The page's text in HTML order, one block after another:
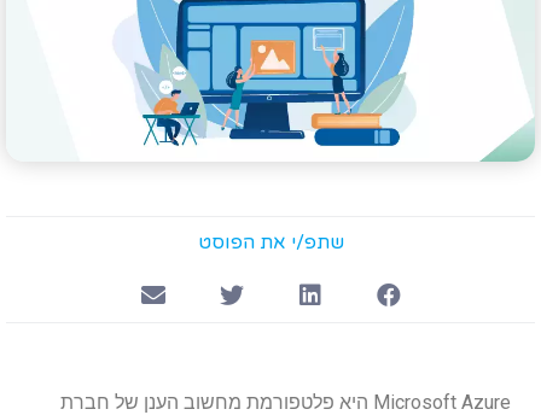
שתפ/י את הפוסט
Microsoft Azure היא פלטפורמת מחשוב הענן של חברת